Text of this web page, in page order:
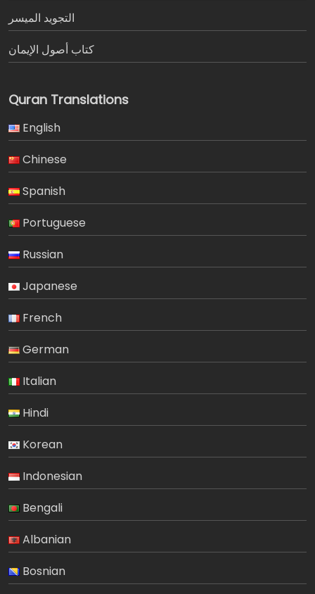
التجويد الميسر
كتاب أصول الإيمان
Quran Translations
English
Chinese
Spanish
Portuguese
Russian
Japanese
French
German
Italian
Hindi
Korean
Indonesian
Bengali
Albanian
Bosnian